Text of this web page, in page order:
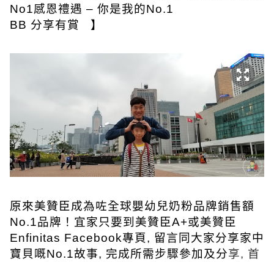
No1感恩禮遇 – 你是我的No.1
BB 分享有賞 】
原來美贊臣成為咗全球嬰幼兒奶粉品牌銷售額
No.1品牌！宜家只要到美贊臣A+或美贊臣
Enfinitas Facebook專頁, 留言同大家分享家中
寶貝嘅No.1故事, 完成所需步驟參加及分享, 首